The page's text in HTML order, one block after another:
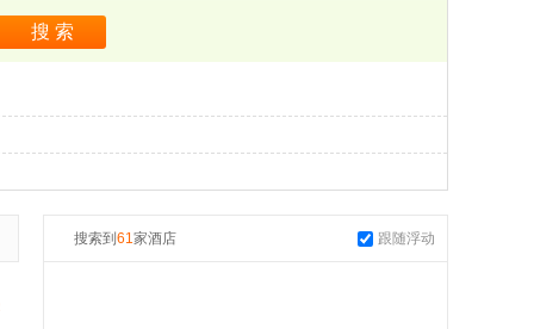
搜索到 61家酒店 跟随浮动